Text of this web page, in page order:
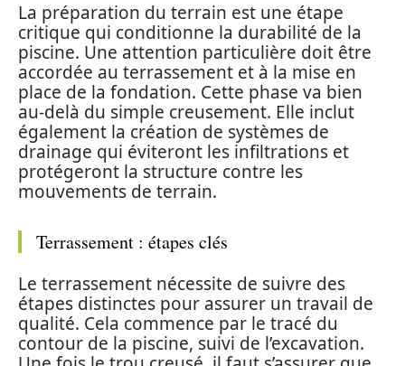
La préparation du terrain est une étape
critique qui conditionne la durabilité de la
piscine. Une attention particulière doit être
accordée au terrassement et à la mise en
place de la fondation. Cette phase va bien
au-delà du simple creusement. Elle inclut
également la création de systèmes de
drainage qui éviteront les infiltrations et
protégeront la structure contre les
mouvements de terrain.
Terrassement : étapes clés
Le terrassement nécessite de suivre des
étapes distinctes pour assurer un travail de
qualité. Cela commence par le tracé du
contour de la piscine, suivi de l’excavation.